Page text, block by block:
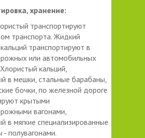
хранение:
транспортируют
транспорта. Жидкий
транспортируют в
или автомобильных
кальций,
в мешки, стальные барабаны,
бочки, по железной дороге
крытыми
вагонами,
в мягкие специализированные
- полувагонами.